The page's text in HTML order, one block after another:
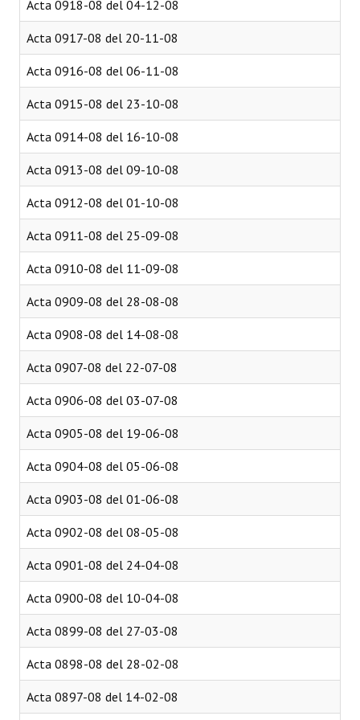
Acta 0918-08 del 04-12-08
Acta 0917-08 del 20-11-08
Acta 0916-08 del 06-11-08
Acta 0915-08 del 23-10-08
Acta 0914-08 del 16-10-08
Acta 0913-08 del 09-10-08
Acta 0912-08 del 01-10-08
Acta 0911-08 del 25-09-08
Acta 0910-08 del 11-09-08
Acta 0909-08 del 28-08-08
Acta 0908-08 del 14-08-08
Acta 0907-08 del 22-07-08
Acta 0906-08 del 03-07-08
Acta 0905-08 del 19-06-08
Acta 0904-08 del 05-06-08
Acta 0903-08 del 01-06-08
Acta 0902-08 del 08-05-08
Acta 0901-08 del 24-04-08
Acta 0900-08 del 10-04-08
Acta 0899-08 del 27-03-08
Acta 0898-08 del 28-02-08
Acta 0897-08 del 14-02-08